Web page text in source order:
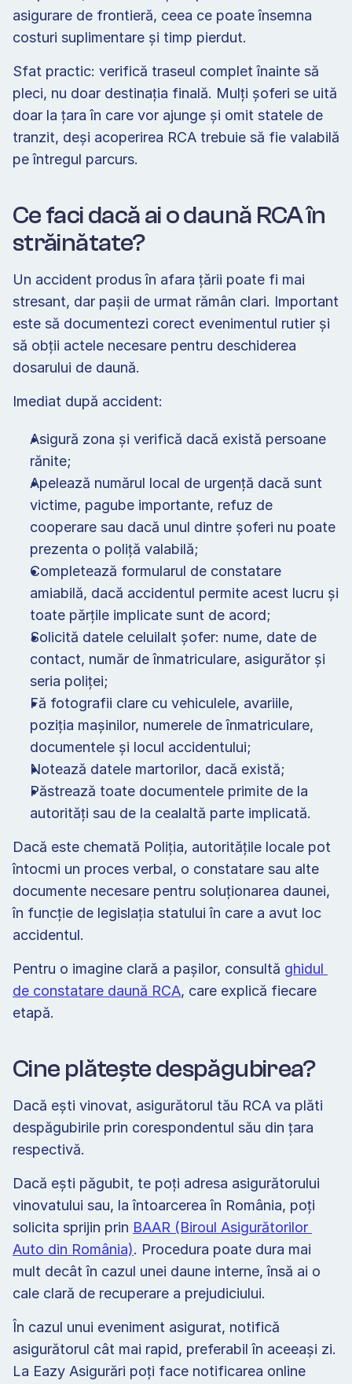
asigurare de frontieră, ceea ce poate însemna
costuri suplimentare și timp pierdut.
Sfat practic: verifică traseul complet înainte să
pleci, nu doar destinația finală. Mulți șoferi se uită
doar la țara în care vor ajunge și omit statele de
tranzit, deși acoperirea RCA trebuie să fie valabilă
pe întregul parcurs.
Ce faci dacă ai o daună RCA în
străinătate?
Un accident produs în afara țării poate fi mai
stresant, dar pașii de urmat rămân clari. Important
este să documentezi corect evenimentul rutier și
să obții actele necesare pentru deschiderea
dosarului de daună.
Imediat după accident:
Asigură zona și verifică dacă există persoane
rănite;
Apelează numărul local de urgență dacă sunt
victime, pagube importante, refuz de
cooperare sau dacă unul dintre șoferi nu poate
prezenta o poliță valabilă;
Completează formularul de constatare
amiabilă, dacă accidentul permite acest lucru și
toate părțile implicate sunt de acord;
Solicită datele celuilalt șofer: nume, date de
contact, număr de înmatriculare, asigurător și
seria poliței;
Fă fotografii clare cu vehiculele, avariile,
poziția mașinilor, numerele de înmatriculare,
documentele și locul accidentului;
Notează datele martorilor, dacă există;
Păstrează toate documentele primite de la
autorități sau de la cealaltă parte implicată.
Dacă este chemată Poliția, autoritățile locale pot
întocmi un proces verbal, o constatare sau alte
documente necesare pentru soluționarea daunei,
în funcție de legislația statului în care a avut loc
accidentul.
Pentru o imagine clară a pașilor, consultă ghidul
de constatare daună RCA, care explică fiecare
etapă.
Cine plătește despăgubirea?
Dacă ești vinovat, asigurătorul tău RCA va plăti
despăgubirile prin corespondentul său din țara
respectivă.
Dacă ești păgubit, te poți adresa asigurătorului
vinovatului sau, la întoarcerea în România, poți
solicita sprijin prin BAAR (Biroul Asigurătorilor
Auto din România). Procedura poate dura mai
mult decât în cazul unei daune interne, însă ai o
cale clară de recuperare a prejudiciului.
În cazul unui eveniment asigurat, notifică
asigurătorul cât mai rapid, preferabil în aceeași zi.
La Eazy Asigurări poți face notificarea online